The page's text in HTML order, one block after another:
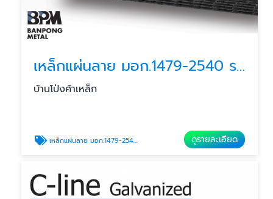
เหล็กแผ่นลาย มอก.1479-2540 ราชบุรี
บ้านโป่งค้าเหล็ก
เหล็กแผ่นลาย มอก.1479-2540 ราชบุรี ดูรายละเอียด